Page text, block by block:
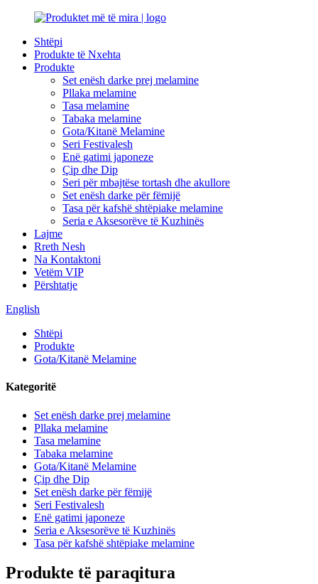
Shtëpi
Produkte të Nxehta
Produkte
Set enësh darke prej melamine
Pllaka melamine
Tasa melamine
Tabaka melamine
Gota/Kitanë Melamine
Seri Festivalesh
Enë gatimi japoneze
Çip dhe Dip
Seri për mbajtëse tortash dhe akullore
Set enësh darke për fëmijë
Tasa për kafshë shtëpiake melamine
Seria e Aksesorëve të Kuzhinës
Lajme
Rreth Nesh
Na Kontaktoni
Vetëm VIP
Përshtatje
English
Shtëpi
Produkte
Gota/Kitanë Melamine
Kategoritë
Set enësh darke prej melamine
Pllaka melamine
Tasa melamine
Tabaka melamine
Gota/Kitanë Melamine
Çip dhe Dip
Set enësh darke për fëmijë
Seri Festivalesh
Enë gatimi japoneze
Seria e Aksesorëve të Kuzhinës
Tasa për kafshë shtëpiake melamine
Produkte të paraqitura